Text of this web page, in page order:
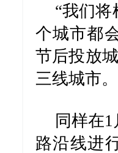
“我们
个城市都
节后投放
三线城市
同样在
路沿线进